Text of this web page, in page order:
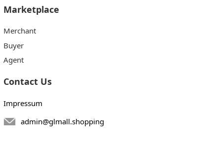
Marketplace
Merchant
Buyer
Agent
Contact Us
Impressum
admin@glmall.shopping